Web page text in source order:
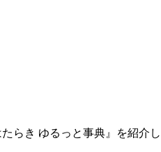
らき ゆるっと事典』を紹介し